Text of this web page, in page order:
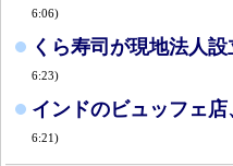
6:06)
くら寿司が現地法人
6:23)
インドのビュッフェ
6:21)